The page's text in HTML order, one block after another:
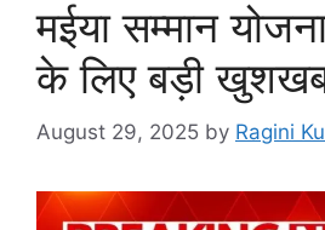
मईया सम्मान योजना
के लिए बड़ी
August 29, 2025 by Ragini